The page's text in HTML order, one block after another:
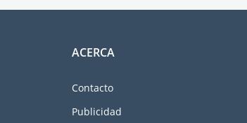
ACERCA
Contacto
Publicidad